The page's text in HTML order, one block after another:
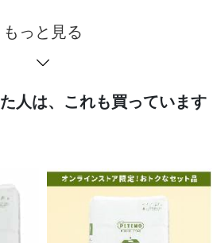
もっと見る
人は、これも買っています